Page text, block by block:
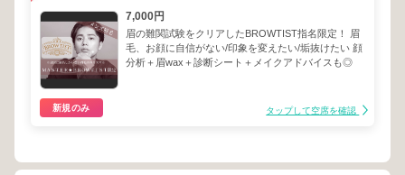
7,000円
眉の難関試験をクリアしたBROWTIST指名限定！ 眉
毛、お顔に自信がない/印象を変えたい/垢抜けたい 顔
分析＋眉wax＋診断シート＋メイクアドバイスも◎
新規のみ タップして空席を確認